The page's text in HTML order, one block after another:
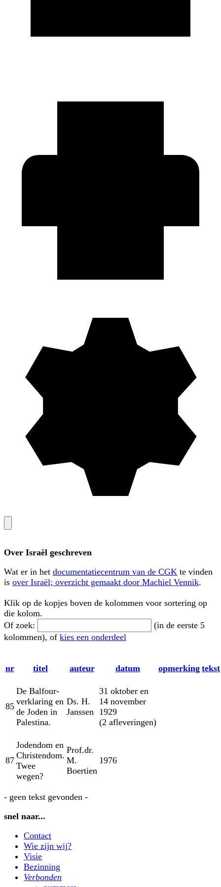
Over Israël geschreven
Wat er in het documentatiecentrum van de CGK te vinden
is over Israël; overzicht gemaakt door Machiel Vennik.
Klik op de kopjes boven de kolommen voor sortering op
die kolom.
Of zoek:
(in de eerste 5
kolommen), of kies een onderdeel
nr titel auteur datum opmerking tekst
85
De Balfour-
verklaring en
de Joden in
Palestina.
Ds. H.
Janssen
31 oktober en
14 november
1929
(2 afleveringen)
87
Jodendom en
Christendom.
Twee
wegen?
Prof.dr.
M.
Boertien
1976
- geen tekst gevonden -
snel naar...
Contact
Wie zijn wij?
Visie
Bezinning
Verbonden